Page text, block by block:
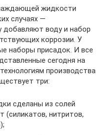
жидкости
случаях —
добавляют воду и набор
коррозии. У
наборы присадок. И все
сегодня на
производства
три:
сделаны из солей
(силикатов, нитритов,